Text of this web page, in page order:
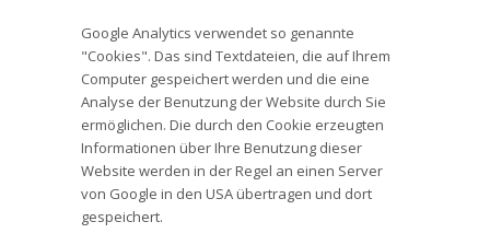
Google Analytics verwendet so genannte
"Cookies". Das sind Textdateien, die auf Ihrem
Computer gespeichert werden und die eine
Analyse der Benutzung der Website durch Sie
ermöglichen. Die durch den Cookie erzeugten
Informationen über Ihre Benutzung dieser
Website werden in der Regel an einen Server
von Google in den USA übertragen und dort
gespeichert.